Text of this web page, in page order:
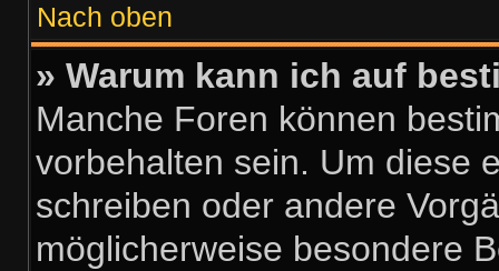
Nach oben
» Warum kann ich auf
Manche Foren können
vorbehalten sein. Um diese
schreiben oder andere
möglicherweise besondere